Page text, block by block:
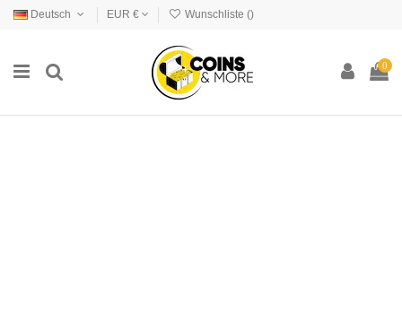
Deutsch EUR € Wunschliste ()
0